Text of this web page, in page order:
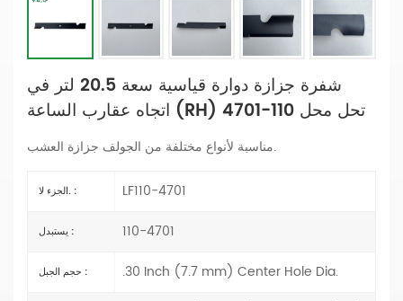
شفرة جزازة دوارة قياسية سعة 20.5 لتر في
اتجاه عقارب الساعة (RH) تحل محل 110-4701
مناسبة لأنواع مختلفة من الجولف جزازة العشب
الجزء لا. : LF110-4701
يستبدل : 110-4701
حجم الجبل : .30 Inch (7.7 mm) Center Hole Dia.